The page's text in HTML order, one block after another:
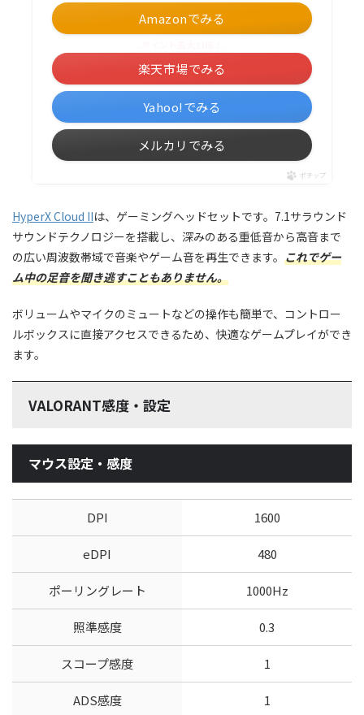
Amazonでみる
楽天市場でみる
Yahoo!でみる
メルカリでみる
ポチップ
HyperX Cloud IIは、ゲーミングヘッドセットです。7.1サラウンド
サウンドテクノロジーを搭載し、深みのある重低音から高音まで
の広い周波数帯域で音楽やゲーム音を再生できます。 これでゲー
ム中の足音を聞き逃すこともありません。
ボリュームやマイクのミュートなどの操作も簡単で、コントロー
ルボックスに直接アクセスできるため、快適なゲームプレイができ
ます。
VALORANT感度・設定
マウス設定・感度
DPI 1600
eDPI 480
ポーリングレート 1000Hz
照準感度 0.3
スコープ感度 1
ADS感度 1